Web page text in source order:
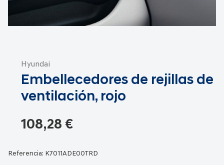
Hyundai
Embellecedores de rejillas de
ventilación, rojo
108,28 €
Referencia: K7011ADE00TRD
comienzo
galería
imágenes